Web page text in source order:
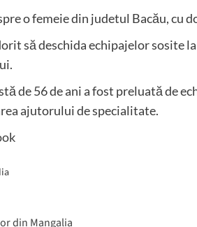
o femeie din judetul Bacău, cu
să deschida echipajelor sosite
de 56 de ani a fost preluată de
ajutorului de specialitate.
din Mangalia